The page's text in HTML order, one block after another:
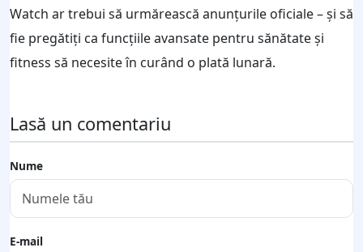
Watch ar trebui să urmărească anunțurile oficiale – și să
fie pregătiți ca funcțiile avansate pentru sănătate și
fitness să necesite în curând o plată lunară.
Lasă un comentariu
Nume
E-mail